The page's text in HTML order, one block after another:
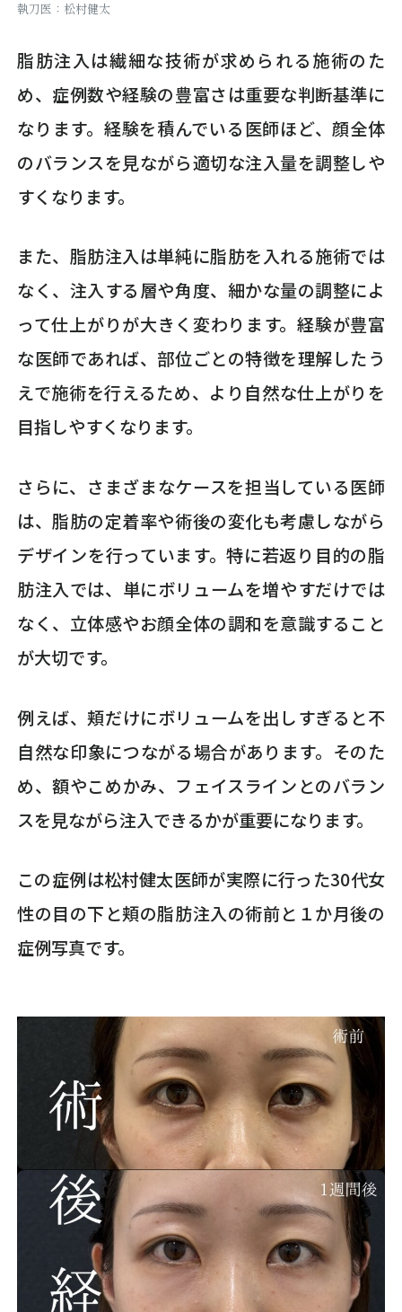
執刀医：松村健太
脂肪注入は繊細な技術が求められる施術のた
め、症例数や経験の豊富さは重要な判断基準に
なります。経験を積んでいる医師ほど、顔全体
のバランスを見ながら適切な注入量を調整しや
すくなります。
また、脂肪注入は単純に脂肪を入れる施術では
なく、注入する層や角度、細かな量の調整によ
って仕上がりが大きく変わります。経験が豊富
な医師であれば、部位ごとの特徴を理解したう
えで施術を行えるため、より自然な仕上がりを
目指しやすくなります。
さらに、さまざまなケースを担当している医師
は、脂肪の定着率や術後の変化も考慮しながら
デザインを行っています。特に若返り目的の脂
肪注入では、単にボリュームを増やすだけでは
なく、立体感やお顔全体の調和を意識すること
が大切です。
例えば、頬だけにボリュームを出しすぎると不
自然な印象につながる場合があります。そのた
め、額やこめかみ、フェイスラインとのバラン
スを見ながら注入できるかが重要になります。
この症例は松村健太医師が実際に行った30代女
性の目の下と頬の脂肪注入の術前と１か月後の
症例写真です。